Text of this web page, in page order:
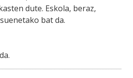
dute. Eskola, beraz,
bat da.